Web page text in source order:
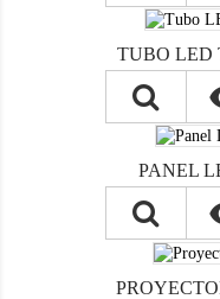
TUBO LED
PANEL